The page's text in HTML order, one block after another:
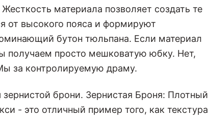
материала позволяет создать те
от высокого пояса и формируют
бутон тюльпана. Если материал
получаем просто мешковатую юбку. Нет,
за контролируемую драму.
брони. Зернистая Броня: Плотный
- это отличный пример того, как текстура